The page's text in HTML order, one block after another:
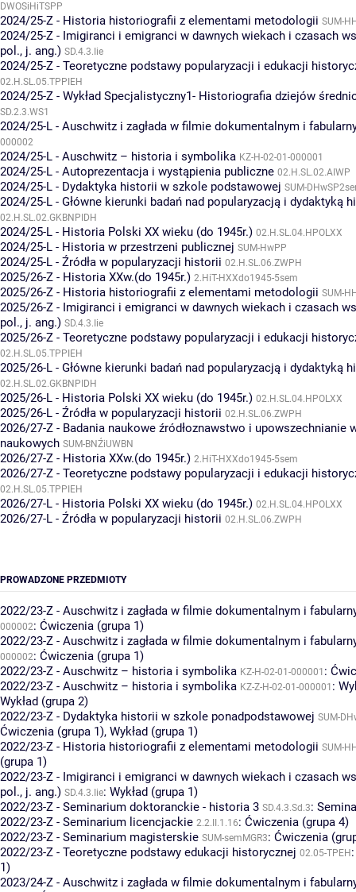
DWOSiHiTSPP
2024/25-Z - Historia historiografii z elementami metodologii SUM-
2024/25-Z - Imigiranci i emigranci w dawnych wiekach i czasach
pol., j. ang.) SD.4.3.Iie
2024/25-Z - Teoretyczne podstawy popularyzacji i edukacji
02.H.SL.05.TPPIEH
2024/25-Z - Wykład Specjalistyczny1- Historiografia dziejów
SD.2.3.WS1
2024/25-L - Auschwitz i zagłada w filmie dokumentalnym i
000002
2024/25-L - Auschwitz – historia i symbolika KZ-H-02-01-000001
2024/25-L - Autoprezentacja i wystąpienia publiczne 02.H.SL.02.AIWP
2024/25-L - Dydaktyka historii w szkole podstawowej SUM-
2024/25-L - Główne kierunki badań nad popularyzacją i dydaktyką
02.H.SL.02.GKBNPIDH
2024/25-L - Historia Polski XX wieku (do 1945r.) 02.H.SL.04.HPOLXX
2024/25-L - Historia w przestrzeni publicznej SUM-HwPP
2024/25-L - Źródła w popularyzacji historii 02.H.SL.06.ZWPH
2025/26-Z - Historia XXw.(do 1945r.) 2.HiT-HXXdo1945-5sem
2025/26-Z - Historia historiografii z elementami metodologii SUM-
2025/26-Z - Imigiranci i emigranci w dawnych wiekach i czasach
pol., j. ang.) SD.4.3.Iie
2025/26-Z - Teoretyczne podstawy popularyzacji i edukacji
02.H.SL.05.TPPIEH
2025/26-L - Główne kierunki badań nad popularyzacją i dydaktyką
02.H.SL.02.GKBNPIDH
2025/26-L - Historia Polski XX wieku (do 1945r.) 02.H.SL.04.HPOLXX
2025/26-L - Źródła w popularyzacji historii 02.H.SL.06.ZWPH
2026/27-Z - Badania naukowe źródłoznawstwo i upowszechnianie
naukowych SUM-BNŹiUWBN
2026/27-Z - Historia XXw.(do 1945r.) 2.HiT-HXXdo1945-5sem
2026/27-Z - Teoretyczne podstawy popularyzacji i edukacji
02.H.SL.05.TPPIEH
2026/27-L - Historia Polski XX wieku (do 1945r.) 02.H.SL.04.HPOLXX
2026/27-L - Źródła w popularyzacji historii 02.H.SL.06.ZWPH
PROWADZONE PRZEDMIOTY
2022/23-Z - Auschwitz i zagłada w filmie dokumentalnym i
000002: Ćwiczenia (grupa 1)
2022/23-Z - Auschwitz i zagłada w filmie dokumentalnym i
000002: Ćwiczenia (grupa 1)
2022/23-Z - Auschwitz – historia i symbolika KZ-H-02-01-000001 :
2022/23-Z - Auschwitz – historia i symbolika KZ-Z-H-02-01-000001 :
Wykład (grupa 2)
2022/23-Z - Dydaktyka historii w szkole ponadpodstawowej SUM-
Ćwiczenia (grupa 1), Wykład (grupa 1)
2022/23-Z - Historia historiografii z elementami metodologii SUM-
(grupa 1)
2022/23-Z - Imigiranci i emigranci w dawnych wiekach i czasach
pol., j. ang.) SD.4.3.Iie: Wykład (grupa 1)
2022/23-Z - Seminarium doktoranckie - historia 3 SD.4.3.Sd.3:
2022/23-Z - Seminarium licencjackie 2.2.II.1.16: Ćwiczenia (grupa 4)
2022/23-Z - Seminarium magisterskie SUM-semMGR3: Ćwiczenia
2022/23-Z - Teoretyczne podstawy edukacji historycznej 02.05-TPEH
1)
2023/24-Z - Auschwitz i zagłada w filmie dokumentalnym i